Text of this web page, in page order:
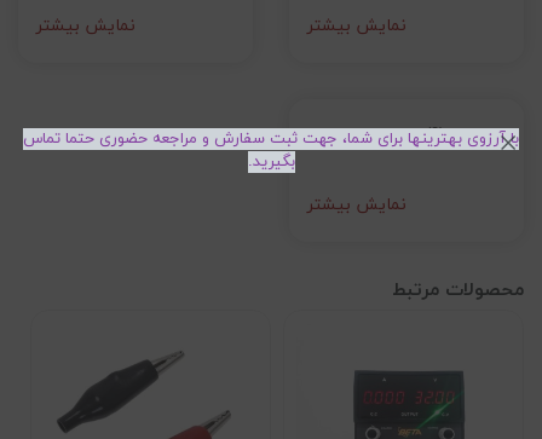
نمایش بیشتر نمایش بیشتر
بازخوردها (0)
نمایش بیشتر
محصولات مرتبط
با آرزوی بهترینها برای شما، جهت ثبت سفارش و مراجعه حضوری حتما تماس
بگیرید.